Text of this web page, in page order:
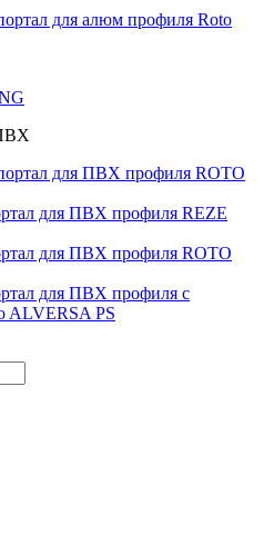
для алюм профиля Roto
для ПВХ профиля ROTO
для ПВХ профиля REZE
для ПВХ профиля ROTO
для ПВХ профиля с
ALVERSA PS